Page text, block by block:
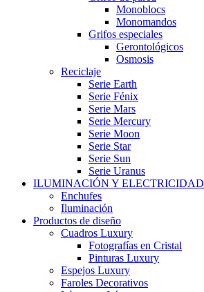
Monoblocs
Monomandos
Grifos especiales
Gerontológicos
Osmosis
Reciclaje
Serie Earth
Serie Fénix
Serie Mars
Serie Mercury
Serie Moon
Serie Star
Serie Sun
Serie Uranus
ILUMINACIÓN Y ELECTRICIDAD
Enchufes
Iluminación
Productos de diseño
Cuadros Luxury
Fotografías en Cristal
Pinturas Luxury
Espejos Luxury
Faroles Decorativos